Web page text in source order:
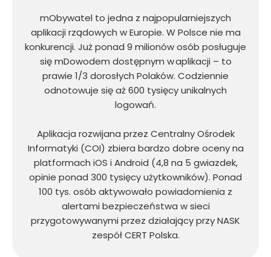
mObywatel to jedna z najpopularniejszych
aplikacji rządowych w Europie. W Polsce nie ma
konkurencji. Już ponad 9 milionów osób posługuje
się mDowodem dostępnym w aplikacji – to
prawie 1/3 dorosłych Polaków. Codziennie
odnotowuje się aż 600 tysięcy unikalnych
logowań.
Aplikacja rozwijana przez Centralny Ośrodek
Informatyki (COI) zbiera bardzo dobre oceny na
platformach iOS i Android (4,8 na 5 gwiazdek,
opinie ponad 300 tysięcy użytkowników). Ponad
100 tys. osób aktywowało powiadomienia z
alertami bezpieczeństwa w sieci
przygotowywanymi przez działający przy NASK
zespół CERT Polska.